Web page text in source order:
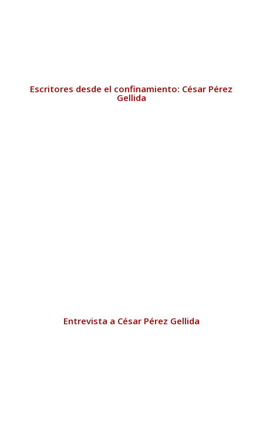
Escritores desde el confinamiento: César Pérez
Gellida
Entrevista a César Pérez Gellida